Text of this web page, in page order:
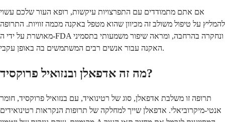
אם אתם מתמודדים עם התפרצויות עיקשות, רופא העור שלכם עשוי
להמליץ על טיפול משולב זה מכיוון שהוא מטפל באקנה מכמה זוויות. התרופה
מאושרת על ידי ה-FDA ונחקרה בהרחבה, ומראה שיפור משמעותי בתסמיני
האקנה עבור אנשים רבים המשתמשים בה באופן עקבי.
מה זה אדפאלן ובנזואיל פרוקסיד?
תרופה זו משלבת אדפאלן, סוג של רטינואיד, עם בנזואיל פרוקסיד, חומר
אנטי-מיקרוביאלי. אדפאלן שייך למחלקה של תרופות הנקראות רטינואידים